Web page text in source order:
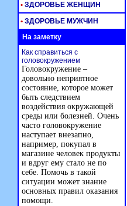
• ЗДОРОВЬЕ ЖЕНЩИН
• ЗДОРОВЬЕ МУЖЧИН
На заметку
Как справиться с
головокружением
Головокружение –
довольно неприятное
состояние, которое может
быть следствием
воздействия окружающей
среды или болезней. Очень
часто головокружение
наступает внезапно,
например, покупал в
магазине человек продукты
и вдруг ему стало не по
себе. Помочь в такой
ситуации может знание
основных правил оказания
помощи.